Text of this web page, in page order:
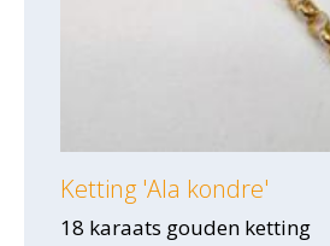
Ketting 'Ala kondre'
18 karaats gouden ketting